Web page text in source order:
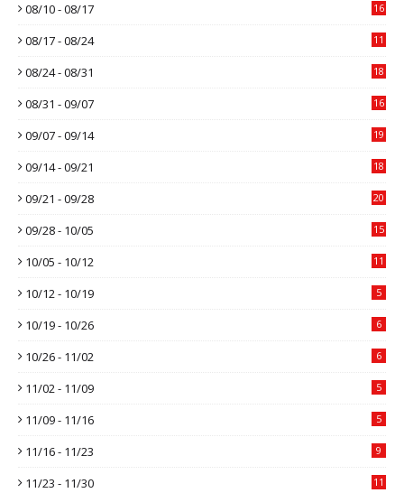
08/10 - 08/17 16
08/17 - 08/24 11
08/24 - 08/31 18
08/31 - 09/07 16
09/07 - 09/14 19
09/14 - 09/21 18
09/21 - 09/28 20
09/28 - 10/05 15
10/05 - 10/12 11
10/12 - 10/19 5
10/19 - 10/26 6
10/26 - 11/02 6
11/02 - 11/09 5
11/09 - 11/16 5
11/16 - 11/23 9
11/23 - 11/30 11